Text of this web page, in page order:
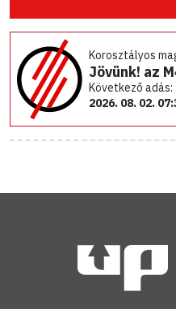
Korosztályos
Jövünk! az
Következő adás:
2026. 08. 02.